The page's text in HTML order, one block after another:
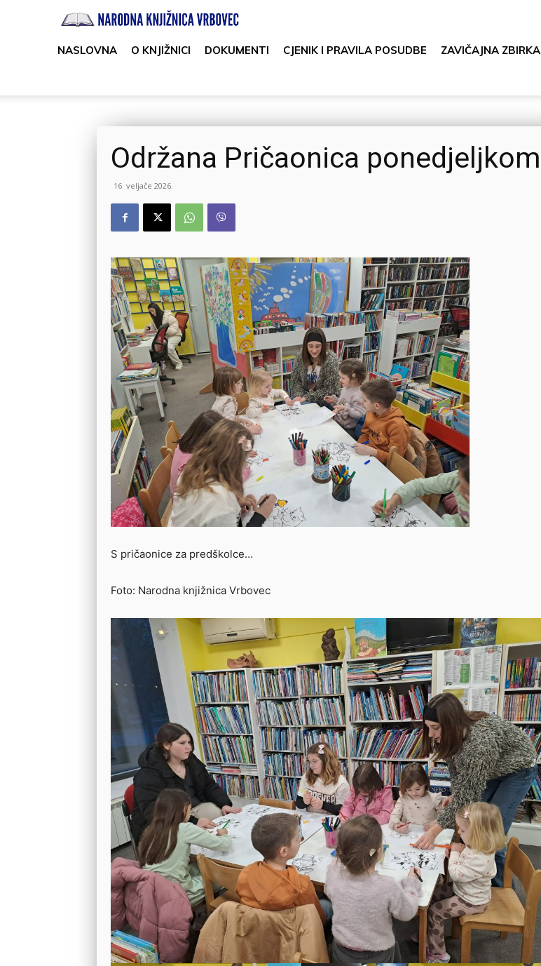
knjižnica
NASLOVNA O KNJIŽNICI DOKUMENTI CJENIK I PRAVILA POSUDBE ZAVIČAJNA ZBIRKA
Održana Pričaonica ponedjeljkom
16. veljače 2026.
S pričaonice za predškolce…
Foto: Narodna knjižnica Vrbovec